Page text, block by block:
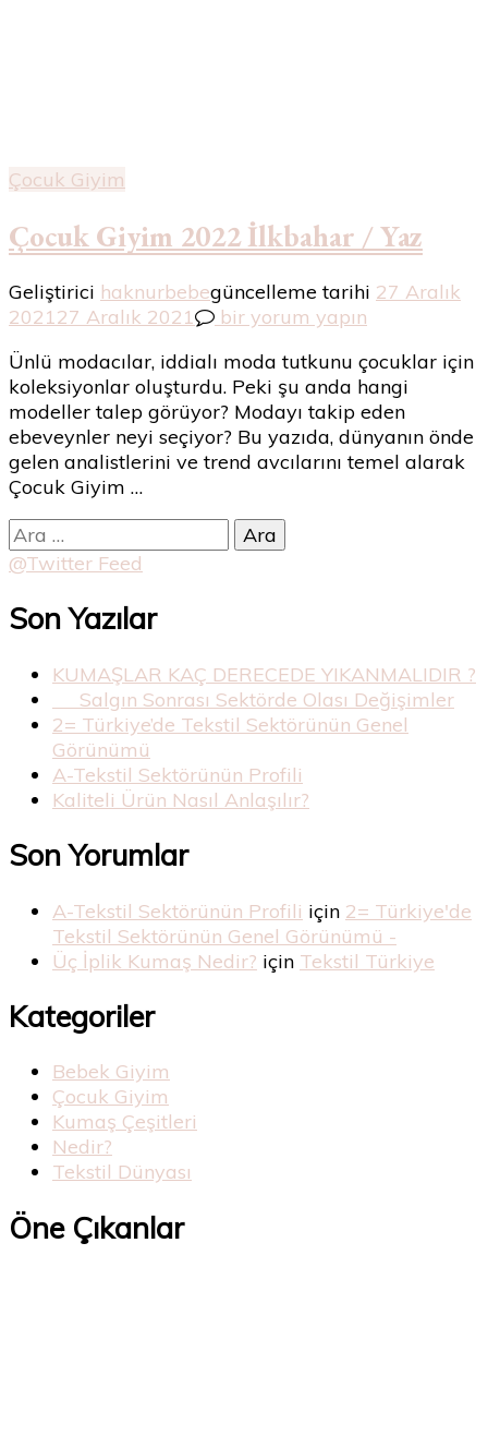
Çocuk Giyim
Çocuk Giyim 2022 İlkbahar / Yaz
Geliştirici haknurbebegüncelleme tarihi 27 Aralık
202127 Aralık 2021
Çocuk
2022
İlkbahar
/
Yaz
için
bir yorum yapın
Ünlü modacılar, iddialı moda tutkunu çocuklar için
koleksiyonlar oluşturdu. Peki şu anda hangi
modeller talep görüyor? Modayı takip eden
ebeveynler neyi seçiyor? Bu yazıda, dünyanın önde
gelen analistlerini ve trend avcılarını temel alarak
Çocuk Giyim …
Arama:
@Twitter Feed
Son Yazılar
KUMAŞLAR KAÇ DERECEDE YIKANMALIDIR ?
Salgın Sonrası Sektörde Olası Değişimler
2= Türkiye’de Tekstil Sektörünün Genel
Görünümü
A-Tekstil Sektörünün Profili
Kaliteli Ürün Nasıl Anlaşılır?
Son Yorumlar
A-Tekstil Sektörünün Profili için 2= Türkiye'de
Tekstil Sektörünün Genel Görünümü -
Üç İplik Kumaş Nedir? için Tekstil Türkiye
Kategoriler
Bebek Giyim
Çocuk Giyim
Kumaş Çeşitleri
Nedir?
Tekstil Dünyası
Öne Çıkanlar